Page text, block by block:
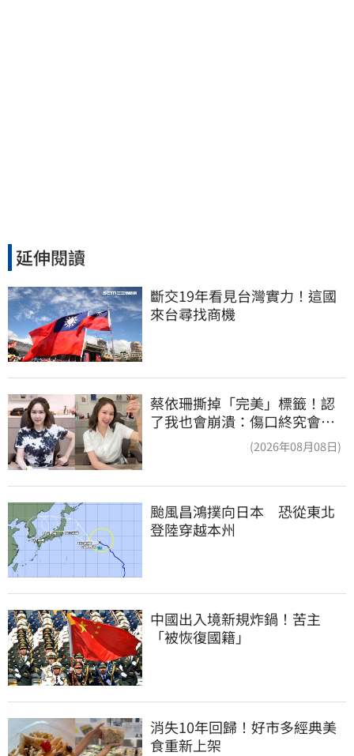
延伸閱讀
斷交19年看見台灣實力！這國
來台尋找商機
蔡依珊撕掉「完美」標籤！認
了我也會崩潰：傷口終究會癒
(2026年08月08日)
颱風昌鴻撲向日本　恐從東北
登陸穿越本州
中國出入境新規炸鍋！苦主
「被恢復國籍」
消失10年回歸！好市多經典美
食重新上架